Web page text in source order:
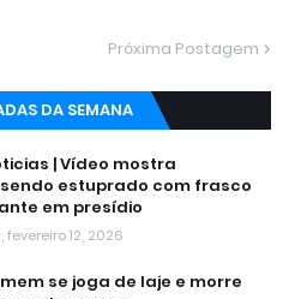
Próxima Postagem
DA SEMANA
| Vídeo mostra
estuprado com frasco
em presídio
12, 2026
se joga de laje e morre